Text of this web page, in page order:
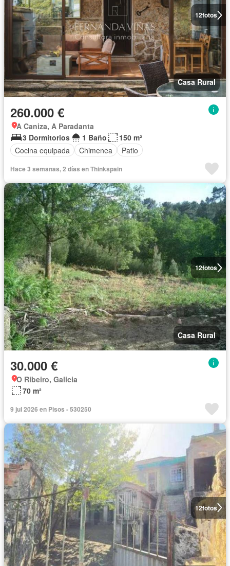
12fotos
Casa Rural
260.000 €
A Caniza, A Paradanta
3 Dormitorios
1 Baño
150 m²
Cocina equipada
Chimenea Patio
Hace 3 semanas, 2 días en Thinkspain
12fotos
Casa Rural
30.000 €
O Ribeiro, Galicia
70 m²
9 jul 2026 en Pisos - 530250
12fotos